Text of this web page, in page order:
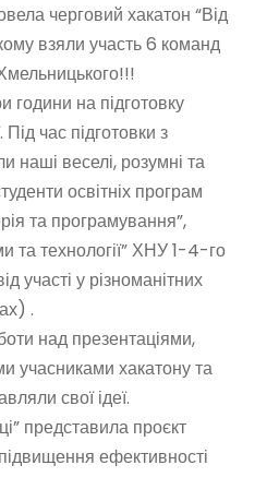
черговий хакатон “Від
взяли участь 6 команд
години на підготовку
Під час підготовки з
веселі, розумні та
освітніх програм
та програмування”,
та технології” ХНУ 1-4-го
участі у різноманітних
.
над презентаціями,
учасниками хакатону та
свої ідеї.
представила проєкт
ефективності